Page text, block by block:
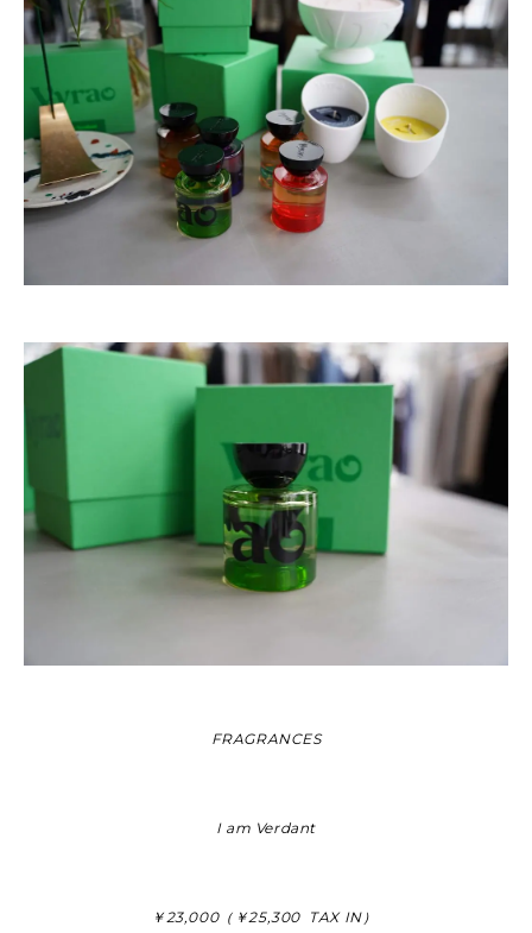
FRAGRANCES
I am Verdant
￥23,000（￥25,300 TAX IN）